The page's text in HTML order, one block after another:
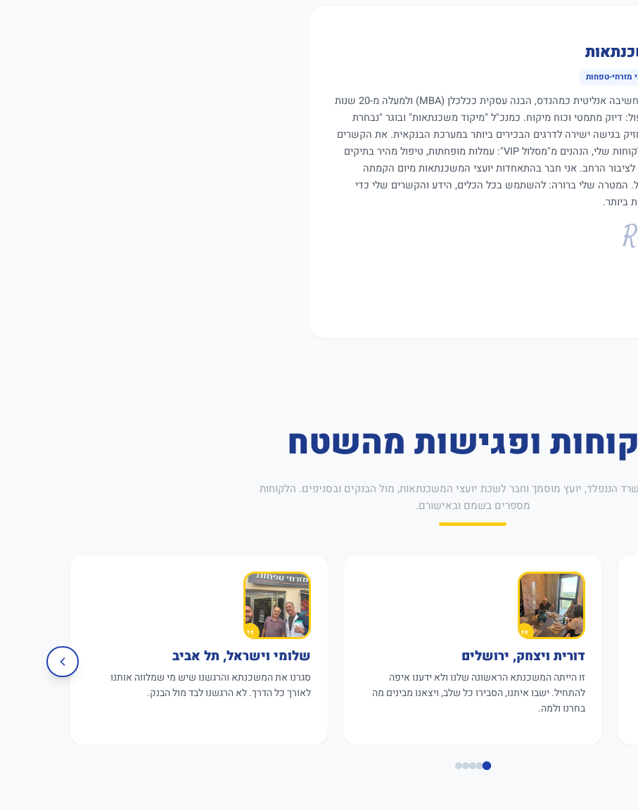
מזרחי-טפחות
כיועץ משכנתאות עם שילוב ייחודי של חשיבה אנליטית כמהנדס, הבנה עסקית ככלכלן (MBA) ולמעלה מ-20 שנות
דיוק מתמטי וכוח מיקוח. כמנכ"ל "מיקוד משכנתאות" ובוגר "נבחרת
בגישה ישירה לדרגים הבכירים ביותר במערכת הבנקאית. את הקשרים
והמעמד הללו אני מתעל כיום לטובת הלקוחות שלי, הנהנים מ"מסלול VIP": עמלות מופחתות, טיפול מהיר בתיקים
הרחב. אני חבר בהתאחדות יועצי המשכנתאות מיום הקמתה
המטרה שלי ברורה: להשתמש בכל הכלים, הידע והקשרים שלי כדי
ביותר.
ופגישות מהשטח
הננפלד, יועץ מוסמך וחבר לשכת יועצי המשכנתאות, מול הבנקים ובסניפים. הלקוחות
מספרים בשמם ובאישורם.
דורית ויצחק, ירושלים
זו הייתה המשכנתא הראשונה שלנו ולא ידענו איפה
להתחיל. ישבו איתנו, הסבירו כל שלב, ויצאנו מבינים מה
בחרנו ולמה.
שלומי וישראל, תל אביב
סגרנו את המשכנתא והרגשנו שיש מי שמלווה אותנו
לאורך כל הדרך. לא הרגשנו לבד מול הבנק.